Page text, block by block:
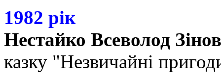
1982 рік
Нестайко Всеволод
казку "Незвичайні